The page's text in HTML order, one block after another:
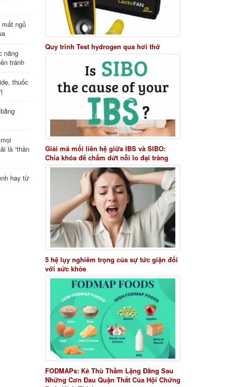
ngủ
năng
tránh
thuốc
là “thần
hay từ
Quy trình Test hydrogen qua hơi thở
Giải mã mối liên hệ giữa IBS và SIBO:
Chìa khóa để chấm dứt nỗi lo đại tràng
5 hệ lụy nghiêm trọng của sự tức giận đối
với sức khỏe
FODMAPs: Kẻ Thù Thầm Lặng Đằng Sau
Những Cơn Đau Quặn Thắt Của Hội Chứng